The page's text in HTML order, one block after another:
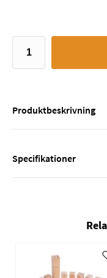
Produktbeskrivning
Specifikationer